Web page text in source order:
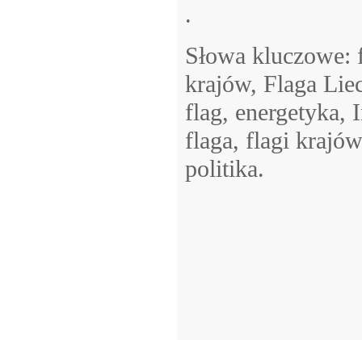
.
Słowa
krajów, Flaga
flag, energetyka,
flaga, flagi
politika.